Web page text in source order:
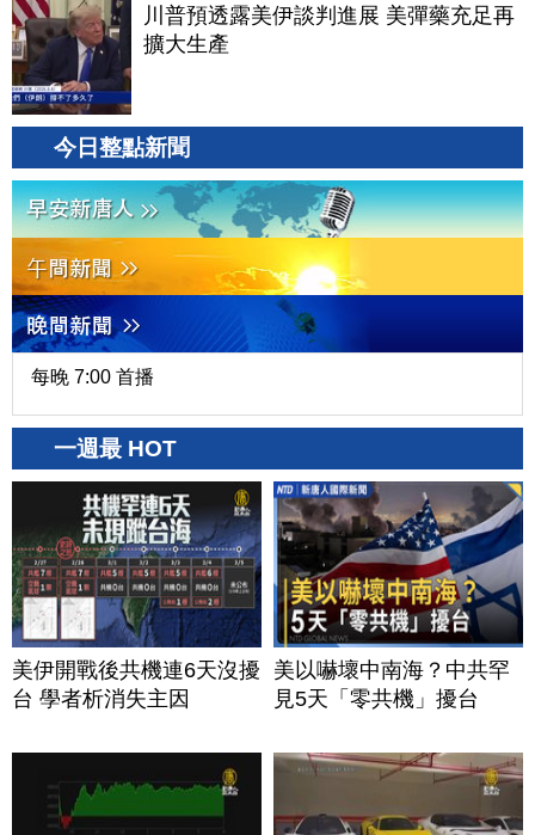
川普預透露美伊談判進展 美彈藥充足再
擴大生產
今日整點新聞
每晚 7:00 首播
一週最 HOT
美伊開戰後共機連6天沒擾
台 學者析消失主因
美以嚇壞中南海？中共罕
見5天「零共機」擾台